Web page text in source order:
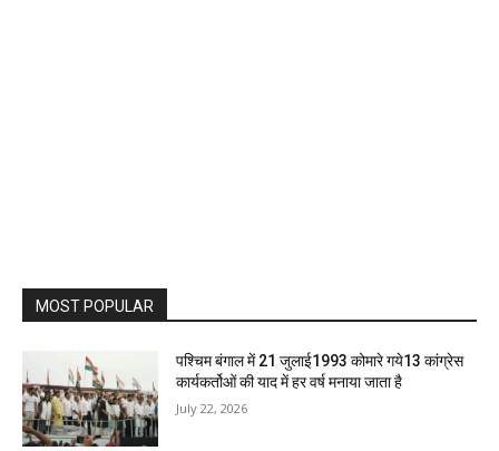
MOST POPULAR
पश्चिम बंगाल में 21 जुलाई1993 कोमारे गये13 कांग्रेस
कार्यकर्तोओं की याद में हर वर्ष मनाया जाता है
July 22, 2026